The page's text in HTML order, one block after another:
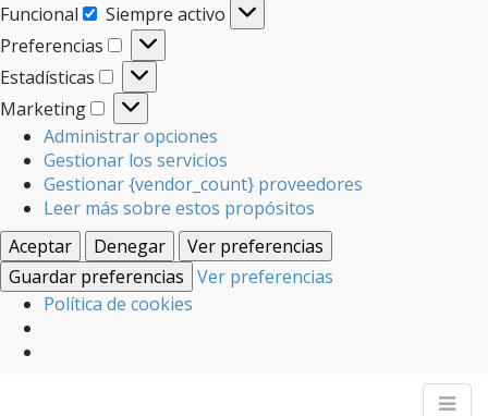
Funcional
Funcional
Siempre activo
Preferencias
Preferencias
Estadísticas
Estadísticas
Marketing
Marketing
Administrar opciones
Gestionar los servicios
Gestionar {vendor_count} proveedores
Leer más sobre estos propósitos
Aceptar
Denegar
Ver preferencias
Guardar preferencias Ver preferencias
Política de cookies